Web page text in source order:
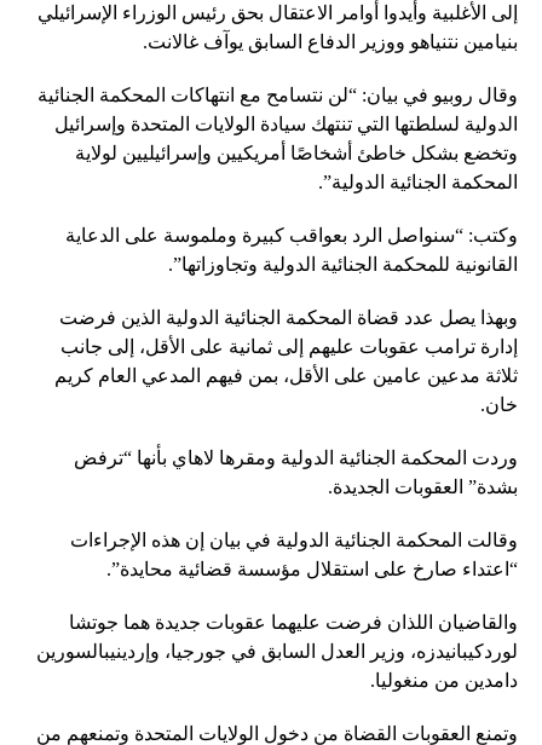
إلى الأغلبية وأيدوا أوامر الاعتقال بحق رئيس الوزراء الإسرائيلي
بنيامين نتنياهو ووزير الدفاع السابق يوآف غالانت.
وقال روبيو في بيان: “لن نتسامح مع انتهاكات المحكمة الجنائية
الدولية لسلطتها التي تنتهك سيادة الولايات المتحدة وإسرائيل
وتخضع بشكل خاطئ أشخاصًا أمريكيين وإسرائيليين لولاية
المحكمة الجنائية الدولية”.
وكتب: “سنواصل الرد بعواقب كبيرة وملموسة على الدعاية
القانونية للمحكمة الجنائية الدولية وتجاوزاتها”.
وبهذا يصل عدد قضاة المحكمة الجنائية الدولية الذين فرضت
إدارة ترامب عقوبات عليهم إلى ثمانية على الأقل، إلى جانب
ثلاثة مدعين عامين على الأقل، بمن فيهم المدعي العام كريم
خان.
وردت المحكمة الجنائية الدولية ومقرها لاهاي بأنها “ترفض
بشدة” العقوبات الجديدة.
وقالت المحكمة الجنائية الدولية في بيان إن هذه الإجراءات
“اعتداء صارخ على استقلال مؤسسة قضائية محايدة”.
والقاضيان اللذان فرضت عليهما عقوبات جديدة هما جوتشا
لوردكيبانيدزه، وزير العدل السابق في جورجيا، وإردينيبالسورين
دامدين من منغوليا.
وتمنع العقوبات القضاة من دخول الولايات المتحدة وتمنعهم من